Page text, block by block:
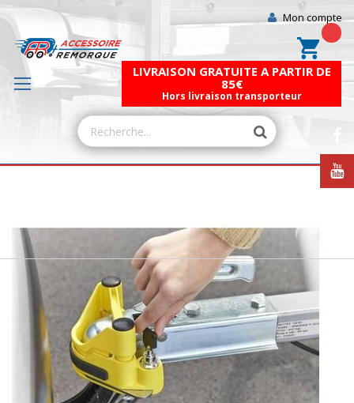
Mon compte
Mon
LIVRAISON GRATUITE A PARTIR DE
85€
Hors livraison transporteur
Skip
the
end
images
gallery